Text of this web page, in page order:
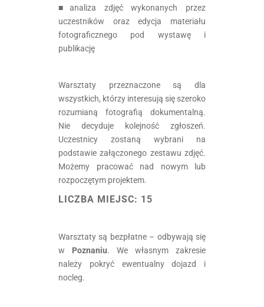
■analiza zdjęć wykonanych przez
uczestników oraz edycja materiału
fotograficznego pod wystawę i
publikację
Warsztaty przeznaczone są dla
wszystkich, którzy interesują się szeroko
rozumianą fotografią dokumentalną.
Nie decyduje kolejność zgłoszeń.
Uczestnicy zostaną wybrani na
podstawie załączonego zestawu zdjęć.
Możemy pracować nad nowym lub
rozpoczętym projektem.
LICZBA MIEJSC: 15
Warsztaty są bezpłatne – odbywają się
w Poznaniu. We własnym zakresie
należy pokryć ewentualny dojazd i
nocleg.